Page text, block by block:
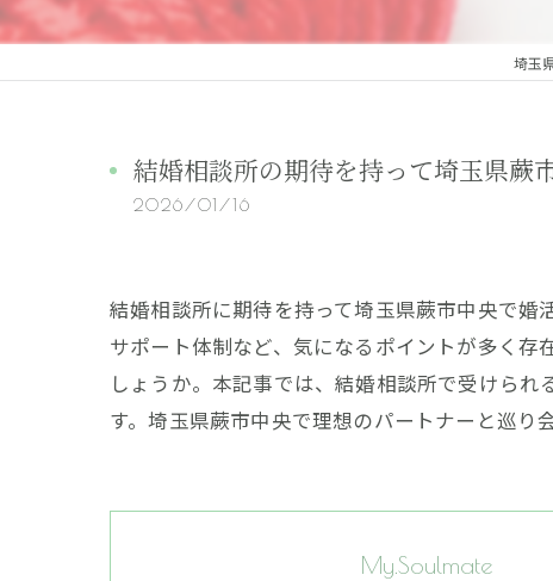
埼玉
結婚相談所の期待を持って埼玉県蕨
2026/01/16
結婚相談所に期待を持って埼玉県蕨市中央で
サポート体制など、気になるポイントが多く
しょうか。本記事では、結婚相談所で受けら
す。埼玉県蕨市中央で理想のパートナーと巡り
My.Soulmate